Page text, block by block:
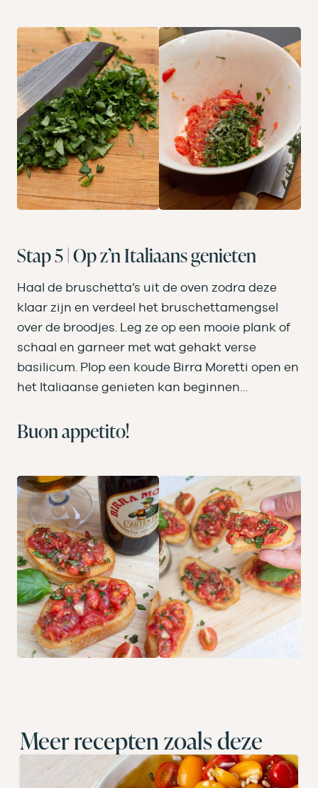
Stap 5 | Op z’n Italiaans genieten
Haal de bruschetta’s uit de oven zodra deze
klaar zijn en verdeel het bruschettamengsel
over de broodjes. Leg ze op een mooie plank of
schaal en garneer met wat gehakt verse
basilicum. Plop een koude Birra Moretti open en
het Italiaanse genieten kan beginnen…
Buon appetito!
Meer recepten zoals deze